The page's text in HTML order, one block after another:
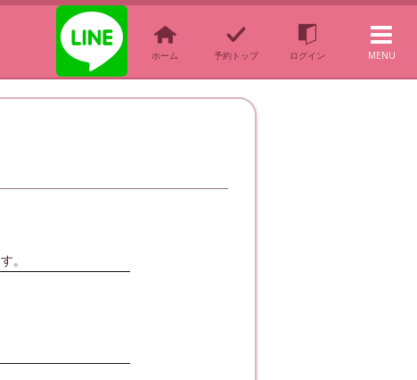
ホーム 予約トップ ログイン MENU
。